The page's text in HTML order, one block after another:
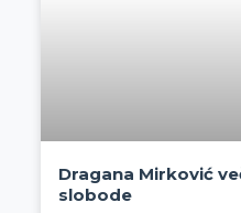
Dragana Mirković
slobode